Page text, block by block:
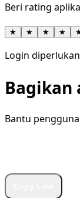
Beri rating
★ ★ ★ ★
Login
Bagikan
Bantu